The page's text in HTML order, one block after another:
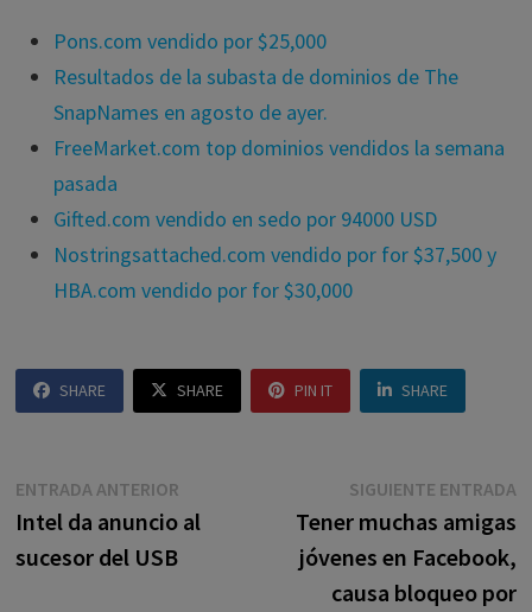
Pons.com vendido por $25,000
Resultados de la subasta de dominios de The
SnapNames en agosto de ayer.
FreeMarket.com top dominios vendidos la semana
pasada
Gifted.com vendido en sedo por 94000 USD
Nostringsattached.com vendido por for $37,500 y
HBA.com vendido por for $30,000
SHARE SHARE PIN IT SHARE
Navegación
de
ENTRADA ANTERIOREntrada
anterior:
Intel da anuncio al
sucesor del USB
SIGUIENTE ENTRADA
Tener muchas amigas
jóvenes en Facebook,
causa bloqueo por